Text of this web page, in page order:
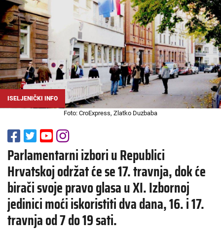
ISELJENIČKI INFO
Foto: CroExpress, Zlatko Duzbaba
Parlamentarni izbori u Republici
Hrvatskoj održat će se 17. travnja, dok će
birači svoje pravo glasa u XI. Izbornoj
jedinici moći iskoristiti dva dana, 16. i 17.
travnja od 7 do 19 sati.